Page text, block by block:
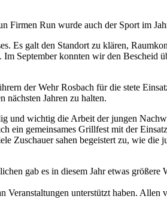
Firmen Run wurde auch der Sport im
Es galt den Standort zu klären,
September konnten wir den
der Wehr Rosbach für die stete
nächsten Jahren zu halten.
und wichtig die Arbeit der jungen
ein gemeinsames Grillfest mit der
Zuschauer sahen begeistert zu, wie
gab es in diesem Jahr etwas
Veranstaltungen unterstützt haben.